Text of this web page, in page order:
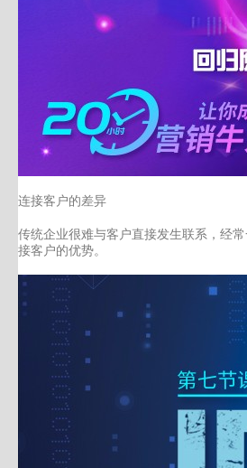
连接客户的差异
传统企业很难与客户直接发生联系，经
接客户的优势。